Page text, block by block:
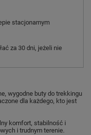
stacjonarnym
za 30 dni, jeżeli nie
wygodne buty do trekkingu
dla każdego, kto jest
komfort, stabilność i
i trudnym terenie.